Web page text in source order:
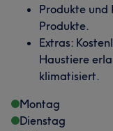
Produkte und
Produkte.
Extras:
Haustiere
klimatisiert.
Montag
Dienstag